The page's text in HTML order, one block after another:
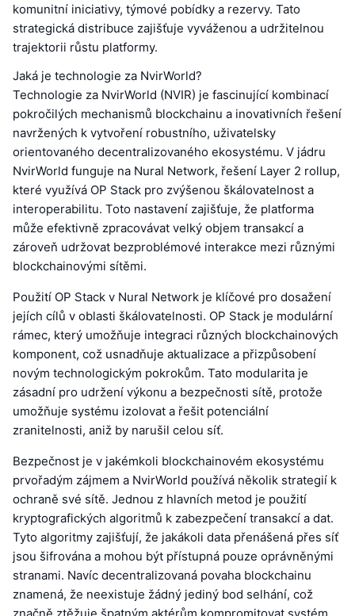
komunitní iniciativy, týmové pobídky a rezervy. Tato
strategická distribuce zajišťuje vyváženou a udržitelnou
trajektorii růstu platformy.
Jaká je technologie za NvirWorld?
Technologie za NvirWorld (NVIR) je fascinující kombinací
pokročilých mechanismů blockchainu a inovativních řešení
navržených k vytvoření robustního, uživatelsky
orientovaného decentralizovaného ekosystému. V jádru
NvirWorld funguje na Nural Network, řešení Layer 2 rollup,
které využívá OP Stack pro zvýšenou škálovatelnost a
interoperabilitu. Toto nastavení zajišťuje, že platforma
může efektivně zpracovávat velký objem transakcí a
zároveň udržovat bezproblémové interakce mezi různými
blockchainovými sítěmi.
Použití OP Stack v Nural Network je klíčové pro dosažení
jejích cílů v oblasti škálovatelnosti. OP Stack je modulární
rámec, který umožňuje integraci různých blockchainových
komponent, což usnadňuje aktualizace a přizpůsobení
novým technologickým pokrokům. Tato modularita je
zásadní pro udržení výkonu a bezpečnosti sítě, protože
umožňuje systému izolovat a řešit potenciální
zranitelnosti, aniž by narušil celou síť.
Bezpečnost je v jakémkoli blockchainovém ekosystému
prvořadým zájmem a NvirWorld používá několik strategií k
ochraně své sítě. Jednou z hlavních metod je použití
kryptografických algoritmů k zabezpečení transakcí a dat.
Tyto algoritmy zajišťují, že jakákoli data přenášená přes síť
jsou šifrována a mohou být přístupná pouze oprávněnými
stranami. Navíc decentralizovaná povaha blockchainu
znamená, že neexistuje žádný jediný bod selhání, což